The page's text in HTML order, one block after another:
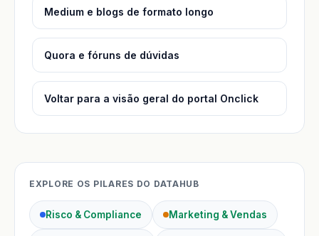
Medium e blogs de formato longo
Quora e fóruns de dúvidas
Voltar para a visão geral do portal Onclick
EXPLORE OS PILARES DO DATAHUB
Risco & Compliance Marketing & Vendas